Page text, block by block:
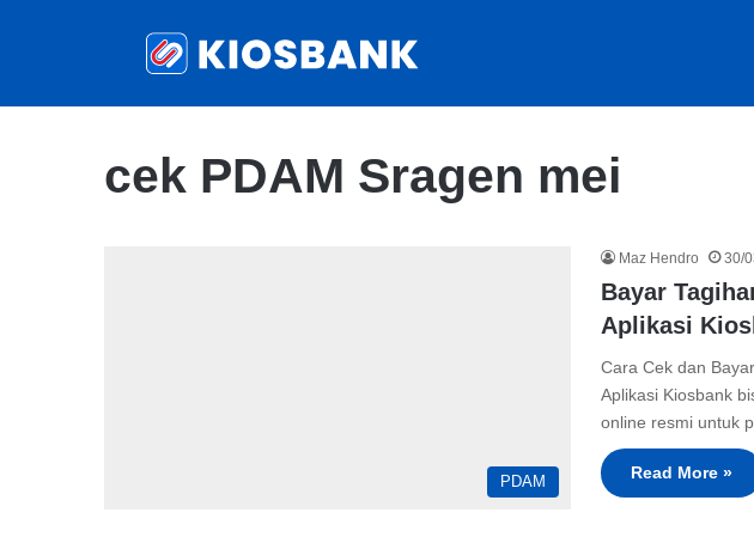
cek PDAM Sragen mei
PDAM
Maz Hendro 30/
Bayar
Aplikasi
Cara Cek dan
Aplikasi Kiosbank
online resmi untuk
Read More »